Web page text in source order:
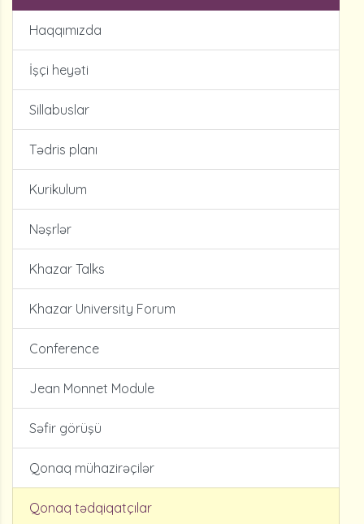
Haqqımızda
İşçi heyəti
Sillabuslar
Tədris planı
Kurikulum
Nəşrlər
Khazar Talks
Khazar University Forum
Conference
Jean Monnet Module
Səfir görüşü
Qonaq mühazirəçilər
Qonaq tədqiqatçılar